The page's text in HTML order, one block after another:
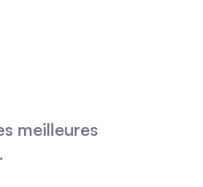
meilleures